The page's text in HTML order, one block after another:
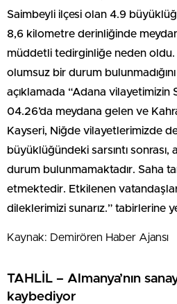
Saimbeyli ilçesi olan 4.9
8,6 kilometre derinliğinde
müddetli tedirginliğe neden oldu.
olumsuz bir durum
açıklamada “Adana vilayetimizin
04.26’da meydana gelen ve
Kayseri, Niğde vilayetlerimizde
büyüklüğündeki sarsıntı
durum bulunmamaktadır. Saha
etmektedir. Etkilenen
dileklerimizi sunarız.” tabirlerine
Kaynak: Demirören Haber Ajansı
TAHLİL – Almanya’nın
kaybediyor